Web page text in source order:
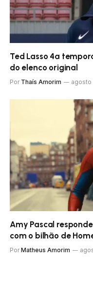
Ted Lasso 4ª
do elenco original
Por Thaís Amorim agosto
Amy Pascal
com o bilhão de
Por Matheus Amorim